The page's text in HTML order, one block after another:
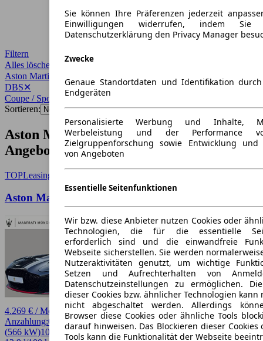
Filtern
Alles löschen
Aston Martin
DBS✕
Coupe / Sportwagen✕
Sortieren:
Aston Martin DBS Coupe / Sportwagen
Angebote
TOPLeasing
Aston Martin DBS DBS Ultimate - one off
4.269 € / Monat
Anzahlung:0,00 € Laufzeit:54 Monatekm/Jahr: 5.000Benzin770 PS
(566 kW)100 kmEZ 08/2025AutomatikCoupe / Sportwagen 2 Türen
Sie können Ihre Präferenzen jederzeit
Einwilligungen widerrufen, indem
Datenschutzerklärung den Privacy Manager
Zwecke
Genaue Standortdaten und Identifikation
Endgeräten
Personalisierte Werbung und Inhalte,
Werbeleistung und der Performance
Zielgruppenforschung sowie Entwicklung und
von Angeboten
Essentielle Seitenfunktionen
Wir bzw. diese Anbieter nutzen Cookies oder
Technologien, die für die essentielle
erforderlich sind und die einwandfreie
Webseite sicherstellen. Sie werden
Nutzeraktivitäten genutzt, um wichtige
Setzen und Aufrechterhalten von
Datenschutzeinstellungen zu ermöglichen.
dieser Cookies bzw. ähnlicher Technologien kann
nicht abgeschaltet werden. Allerdings
Browser diese Cookies oder ähnliche Tools
darauf hinweisen. Das Blockieren dieser
Tools kann die Funktionalität der Webseite